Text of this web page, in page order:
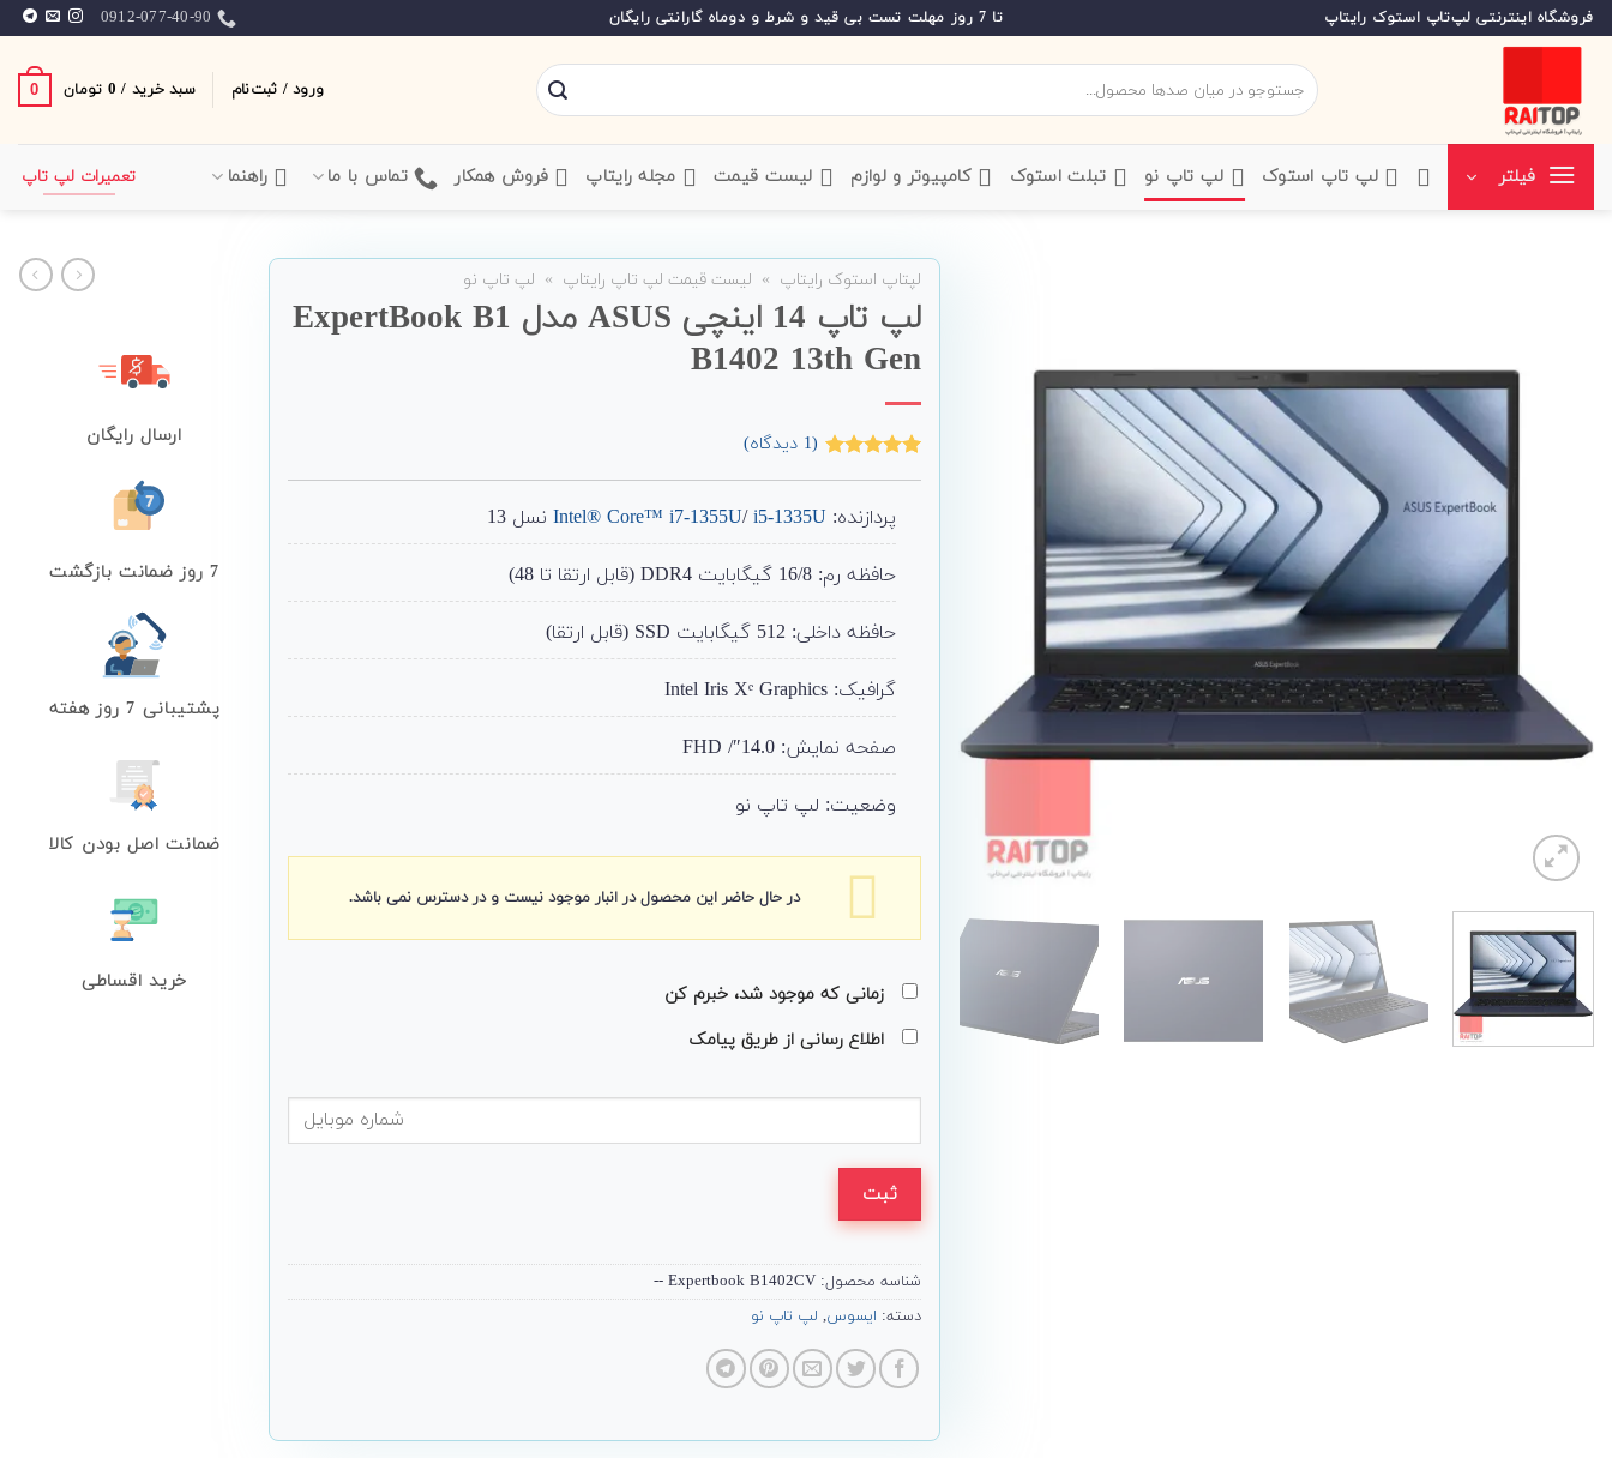
Skip
to
فروشگاه اینترنتی لپ‌تاپ استوک رایتاپ تا 7 روز مهلت تست بی قید و شرط و دوماه گارانتی رایگان 0912-077-40-90
جستجو
برای:
ورود / ثبت‌نام سبد خرید / 0 تومان 0
فیلتر ‌لپ تاپ استوک ‌لپ تاپ نو ‌ تبلت استوک ‌ کامپیوتر و لوازم ‌ لیست قیمت ‌ مجله رایتاپ فروش همکار تماس با ما راهنما تعمیرات لپ تاپ
لپتاپ استوک رایتاپ » لیست قیمت لپ تاپ رایتاپ » لپ تاپ نو
لپ تاپ 14 اینچی ASUS مدل ExpertBook B1
B1402 13th Gen
مشتری
(
1 دیدگاه)
پردازنده: Intel® Core™ i7-1355U/i5-1335U نسل 13
حافظه رم: 16/8 گیگابایت DDR4 (قابل ارتقا تا 48)
حافظه داخلی: 512 گیگابایت SSD (قابل ارتقا)
گرافیک: Intel Iris Xᵉ Graphics
صفحه نمایش: 14.0″/ FHD
وضعیت: لپ تاپ نو
در حال حاضر این محصول در انبار موجود نیست و در دسترس نمی باشد.
زمانی که موجود شد، خبرم کن
اطلاع رسانی از طریق پیامک
ثبت
شناسه محصول: Expertbook B1402CV --
دسته: ایسوس, لپ تاپ نو
ارسال رایگان
7 روز ضمانت بازگشت
پشتیبانی 7 روز هفته
ضمانت اصل بودن کالا
خرید اقساطی